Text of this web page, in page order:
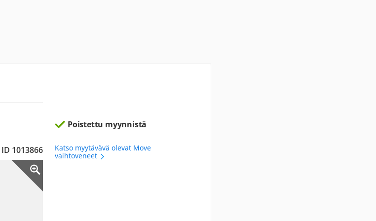
ID 1013866
Poistettu myynnistä
Katso myytävävä olevat Move
vaihtoveneet